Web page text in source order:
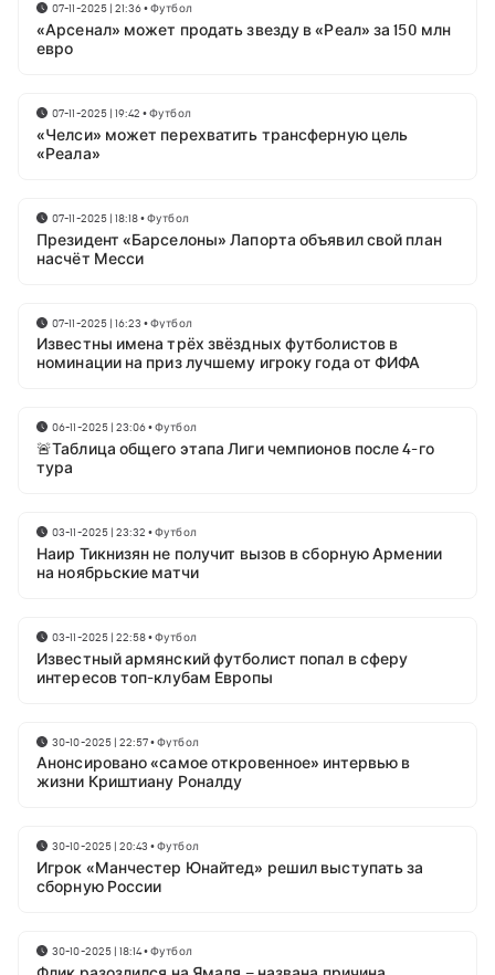
07-11-2025 | 21:36•Футбол
«Арсенал» может продать звезду в «Реал» за 150 млн
евро
07-11-2025 | 19:42 •Футбол
«Челси» может перехватить трансферную цель
«Реала»
07-11-2025 | 18:18•Футбол
Президент «Барселоны» Лапорта объявил свой план
насчёт Месси
07-11-2025 | 16:23 •Футбол
Известны имена трёх звёздных футболистов в
номинации на приз лучшему игроку года от ФИФА
06-11-2025 | 23:06•Футбол
🚨Таблица общего этапа Лиги чемпионов после 4-го
тура
03-11-2025 | 23:32 •Футбол
Наир Тикнизян не получит вызов в сборную Армении
на ноябрьские матчи
03-11-2025 | 22:58•Футбол
Известный армянский футболист попал в сферу
интересов топ-клубам Европы
30-10-2025 | 22:57•Футбол
Анонсировано «самое откровенное» интервью в
жизни Криштиану Роналду
30-10-2025 | 20:43 •Футбол
Игрок «Манчестер Юнайтед» решил выступать за
сборную России
30-10-2025 | 18:14•Футбол